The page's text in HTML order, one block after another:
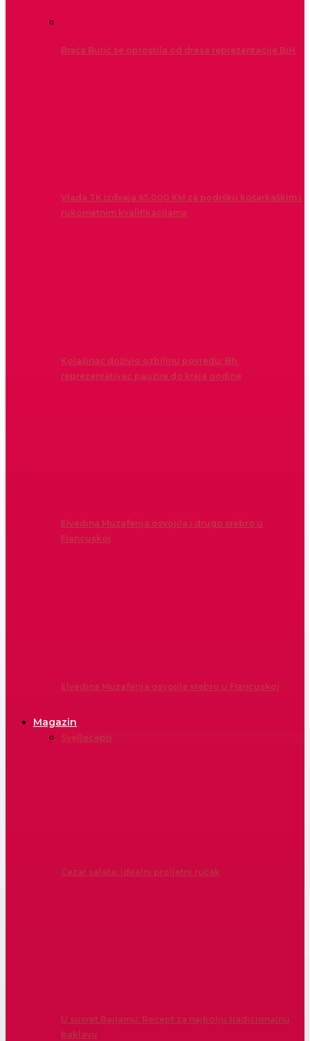
Braća Burić se oprostila od dresa reprezentacije BiH
Vlada TK izdvaja 65.000 KM za podršku košarkaškim i
rukometnim kvalifikacijama
Kolašinac doživio ozbiljnu povredu: Bh.
reprezentativac pauzira do kraja godine
Elvedina Muzaferija osvojila i drugo srebro u
Francuskoj
Elvedina Muzaferija osvojila srebro u Francuskoj
Magazin
SveRecepti
Cezar salata: Idealni proljetni ručak
U susret Bajramu: Recept za najbolju tradicionalnu
baklavu